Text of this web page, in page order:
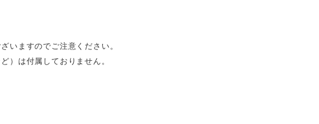
いますのでご注意ください。
）は付属しておりません。